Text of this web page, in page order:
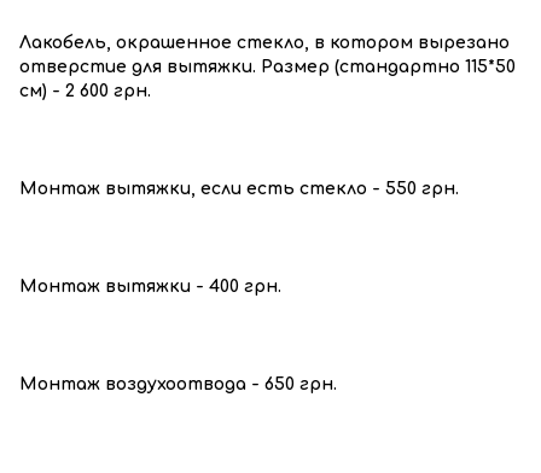
Лакобель, окрашенное стекло, в котором вырезано
отверстие для вытяжки. Размер (стандартно 115*50
см) - 2 600 грн.
Монтаж вытяжки, если есть стекло - 550 грн.
Монтаж вытяжки - 400 грн.
Монтаж воздухоотвода - 650 грн.